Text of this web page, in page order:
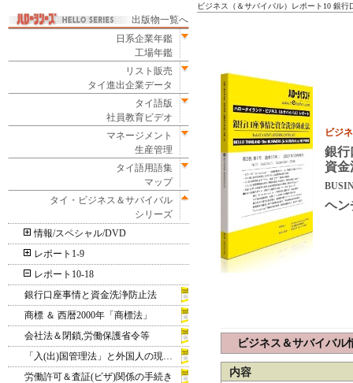
出版物一覧へ
日系企業年鑑
工場年鑑
リスト販売
タイ進出企業データ
タイ語版
社員教育ビデオ
マネージメント
生産管理
タイ語用語集
マップ
タイ・ビジネス＆サバイバル
シリーズ
情報/スペシャル/DVD
レポート1-9
レポート10-18
銀行口座事情と資金洗浄防止法
商標 ＆ 西暦2000年「商標法」
会社法＆閉鎖,労働保護省令等
「入(出)国管理法」と外国人の現地滞在
労働許可＆査証(ビザ)関係の手続き
ビジネス（＆サバイバル）レポート10 銀
ビジ
銀行
資金
ヘン
ビジネス＆サバイバル
内容